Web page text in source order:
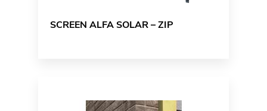
SCREEN ALFA SOLAR – ZIP